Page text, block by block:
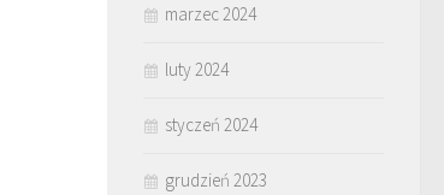
marzec 2024
luty 2024
styczeń 2024
grudzień 2023